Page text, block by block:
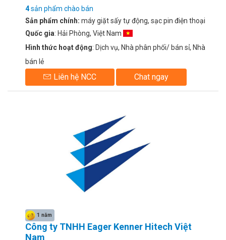
4sản phẩm chào bán
Sản phẩm chính: máy giặt sấy tự động, sạc pin điện thoại
Quốc gia: Hải Phòng, Việt Nam
Hình thức hoạt động: Dịch vụ, Nhà phân phối/ bán sỉ, Nhà
bán lẻ
Liên hệ NCC Chat ngay
1 năm
Công ty TNHH Eager Kenner Hitech Việt
Nam